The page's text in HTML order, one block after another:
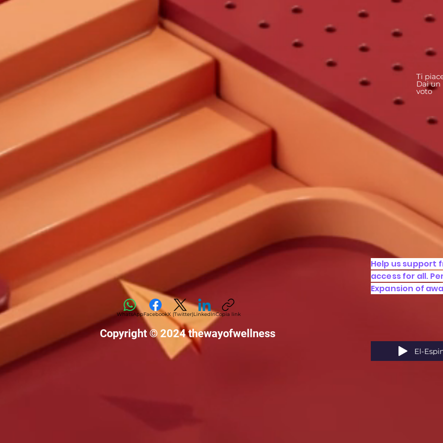
Ti
Dai un
voto
WhatsAppFacebookX (Twitter)LinkedInCopia link
Copyright © 2024 thewayofwellness
Help us support
access for all.
Expansion of
El-